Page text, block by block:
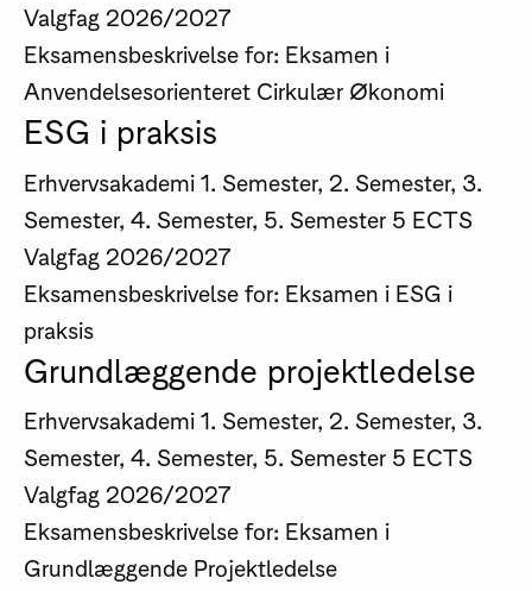
Valgfag 2026/2027
Eksamensbeskrivelse for: Eksamen i
Anvendelsesorienteret Cirkulær Økonomi
ESG i praksis
Erhvervsakademi 1. Semester, 2. Semester, 3.
Semester, 4. Semester, 5. Semester 5 ECTS
Valgfag 2026/2027
Eksamensbeskrivelse for: Eksamen i ESG i
praksis
Grundlæggende projektledelse
Erhvervsakademi 1. Semester, 2. Semester, 3.
Semester, 4. Semester, 5. Semester 5 ECTS
Valgfag 2026/2027
Eksamensbeskrivelse for: Eksamen i
Grundlæggende Projektledelse